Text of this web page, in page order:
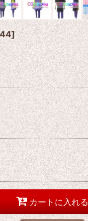
]
カートに入れる